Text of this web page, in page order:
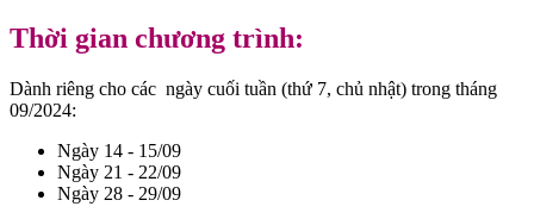
Thời gian chương trình:
Dành riêng cho các ngày cuối tuần (thứ 7, chủ nhật) trong tháng
09/2024:
Ngày 14 - 15/09
Ngày 21 - 22/09
Ngày 28 - 29/09